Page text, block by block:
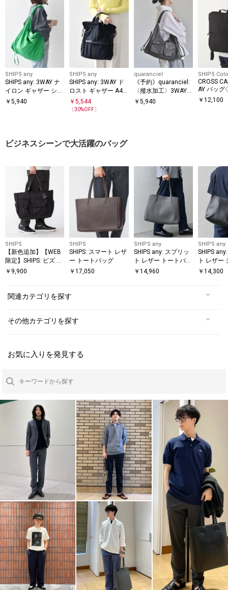
SHIPS any
SHIPS any: 3WAY ナ
イロン ギャザー ショ
ルダーバッグ (ユニセ
￥ 5,940
SHIPS any
SHIPS any: 3WAY ド
ロスト ギャザー A4
リュックサック トー
トバッグ
￥5,544
〔30%OFF〕
quaranciel
《予約》quaranciel:
〈撥水加工〉3WAY
ナイロン ポケット シ
￥ 5,940
SHIPS
CROSS
AY バッ
￥12,100
ビジネスシーンで大活躍のバッグ
SHIPS
【新色追加】【WEB
限定】SHIPS: ビズ ワ
イド ブリーフ トート
￥ 9,900
SHIPS
SHIPS: スマート レザ
ー トートバッグ
￥17,050
SHIPS any
SHIPS any: スプリッ
ト レザー トートバッ
グ (クラッチバッグ付
￥ 14,960
SHIPS any
SHIPS
ト レザー
ョルダー
￥14,300
関連カテゴリを探す
その他カテゴリを探す
お気に入りを発見する